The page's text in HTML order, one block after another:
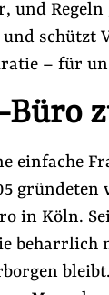
und
schützt
– für
Büro
einfache
gründeten
in Köln.